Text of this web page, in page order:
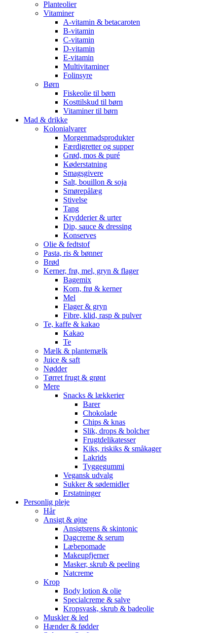
Planteolier
Vitaminer
A-vitamin & betacaroten
B-vitamin
C-vitamin
D-vitamin
E-vitamin
Multivitaminer
Folinsyre
Børn
Fiskeolie til børn
Kosttilskud til børn
Vitaminer til børn
Mad & drikke
Kolonialvarer
Morgenmadsprodukter
Færdigretter og supper
Grød, mos & puré
Køderstatning
Smagsgivere
Salt, bouillon & soja
Smørepålæg
Stivelse
Tang
Krydderier & urter
Dip, sauce & dressing
Konserves
Olie & fedtstof
Pasta, ris & bønner
Brød
Kerner, frø, mel, gryn & flager
Bagemix
Korn, frø & kerner
Mel
Flager & gryn
Fibre, klid, rasp & pulver
Te, kaffe & kakao
Kakao
Te
Mælk & plantemælk
Juice & saft
Nødder
Tørret frugt & grønt
Mere
Snacks & lækkerier
Barer
Chokolade
Chips & knas
Slik, drops & bolcher
Frugtdelikatesser
Kiks, riskiks & småkager
Lakrids
Tyggegummi
Vegansk udvalg
Sukker & sødemidler
Erstatninger
Personlig pleje
Hår
Ansigt & øjne
Ansigtsrens & skintonic
Dagcreme & serum
Læbepomade
Makeupfjerner
Masker, skrub & peeling
Natcreme
Krop
Body lotion & olie
Specialcreme & salve
Kropsvask, skrub & badeolie
Muskler & led
Hænder & fødder